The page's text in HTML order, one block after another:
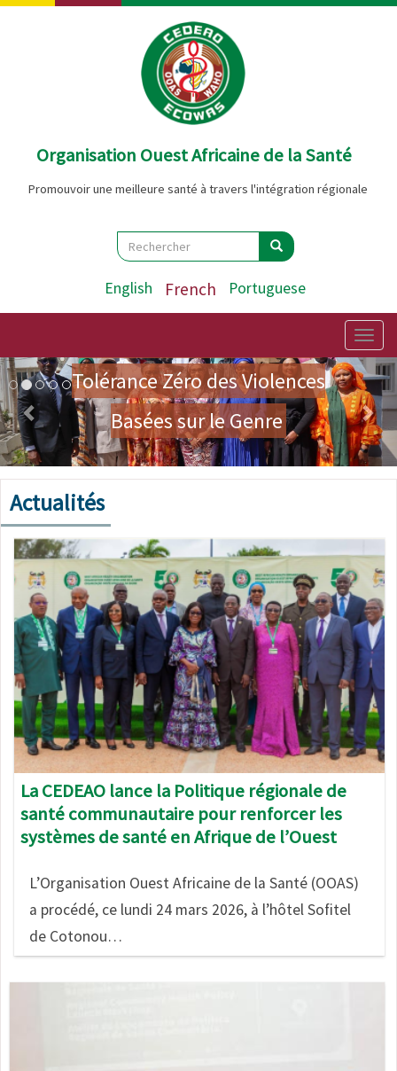
Aller
Organisation Ouest Africaine de la Santé
Promouvoir une meilleure santé à travers l'intégration régionale
Search
Rechercher Rechercher
English French Portuguese
Image
Mission préparatoire du Forum
Tolérance Zéro des Violences
Basées sur le Genre
Précédent
Actualités
Image
La CEDEAO lance la Politique régionale de
santé communautaire pour renforcer les
systèmes de santé en Afrique de l’Ouest
L’Organisation Ouest Africaine de la Santé (OOAS)
a procédé, ce lundi 24 mars 2026, à l’hôtel Sofitel
de Cotonou…